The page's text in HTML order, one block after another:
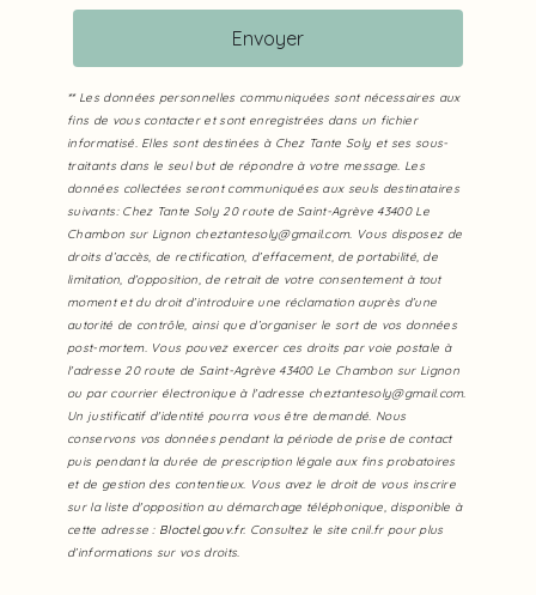
Envoyer
** Les données personnelles communiquées sont nécessaires aux
fins de vous contacter et sont enregistrées dans un fichier
informatisé. Elles sont destinées à Chez Tante Soly et ses sous-
traitants dans le seul but de répondre à votre message. Les
données collectées seront communiquées aux seuls destinataires
suivants: Chez Tante Soly 20 route de Saint-Agrève 43400 Le
Chambon sur Lignon cheztantesoly@gmail.com. Vous disposez de
droits d’accès, de rectification, d’effacement, de portabilité, de
limitation, d’opposition, de retrait de votre consentement à tout
moment et du droit d’introduire une réclamation auprès d’une
autorité de contrôle, ainsi que d’organiser le sort de vos données
post-mortem. Vous pouvez exercer ces droits par voie postale à
l'adresse 20 route de Saint-Agrève 43400 Le Chambon sur Lignon
ou par courrier électronique à l'adresse cheztantesoly@gmail.com.
Un justificatif d'identité pourra vous être demandé. Nous
conservons vos données pendant la période de prise de contact
puis pendant la durée de prescription légale aux fins probatoires
et de gestion des contentieux. Vous avez le droit de vous inscrire
sur la liste d'opposition au démarchage téléphonique, disponible à
cette adresse : Bloctel.gouv.fr. Consultez le site cnil.fr pour plus
d’informations sur vos droits.